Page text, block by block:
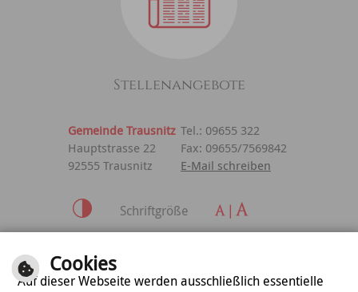
Stellenangebote
Gemeinde Trausnitz Tel.: 09655 322
Hauptstrasse 22
Fax: 09655/7569842
92555 Trausnitz
E-Mail schreiben
Schriftgröße
Datenschutzerklärung
Cookies
Auf dieser Webseite werden ausschließlich essentielle